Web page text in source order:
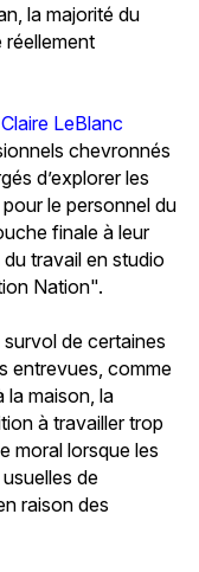
la majorité du
réellement
LeBlanc
chevronnés
d’explorer les
le personnel du
finale à leur
travail en studio
Nation".
de certaines
entrevues, comme
la maison, la
à travailler trop
moral lorsque les
de
raison des